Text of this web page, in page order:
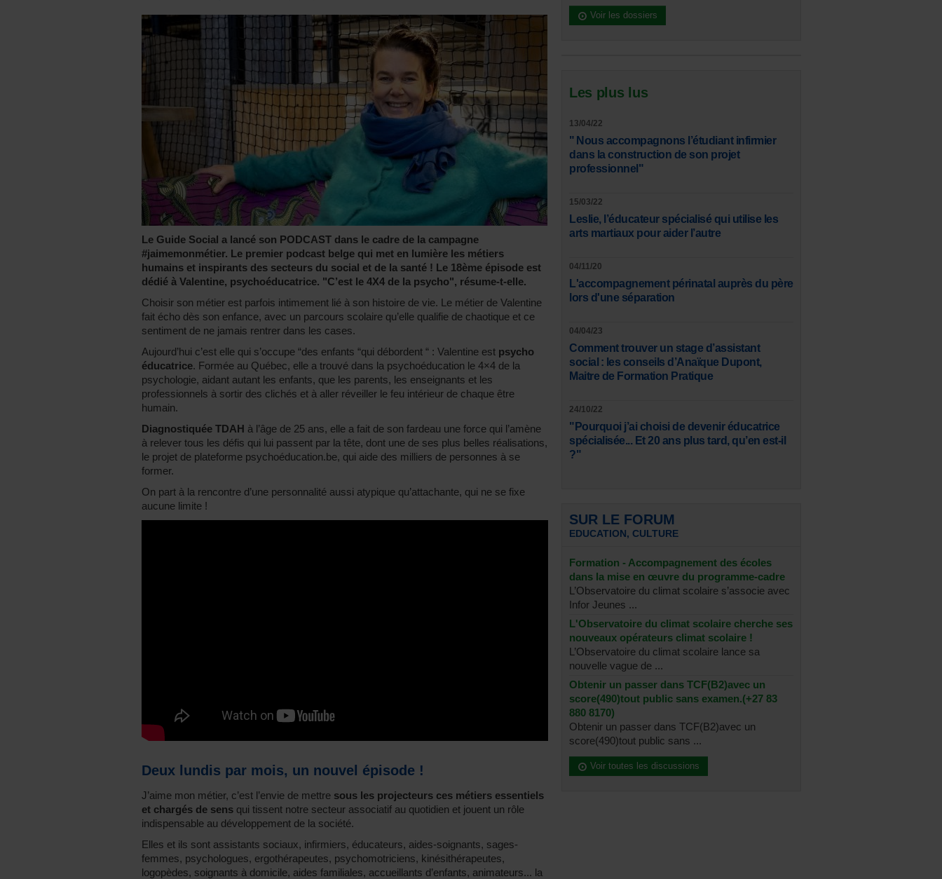
Le Guide Social a lancé son PODCAST dans le cadre de la campagne
#jaimemonmétier. Le premier podcast belge qui met en lumière les métiers
humains et inspirants des secteurs du social et de la santé ! Le 18ème épisode est
dédié à Valentine, psychoéducatrice. "C’est le 4X4 de la psycho", résume-t-elle.
Choisir son métier est parfois intimement lié à son histoire de vie. Le métier de Valentine
fait écho dès son enfance, avec un parcours scolaire qu’elle qualifie de chaotique et ce
sentiment de ne jamais rentrer dans les cases.
Aujourd’hui c’est elle qui s’occupe “des enfants “qui débordent “ : Valentine est psycho
éducatrice. Formée au Québec, elle a trouvé dans la psychoéducation le 4×4 de la
psychologie, aidant autant les enfants, que les parents, les enseignants et les
professionnels à sortir des clichés et à aller réveiller le feu intérieur de chaque être
humain.
Diagnostiquée TDAH à l’âge de 25 ans, elle a fait de son fardeau une force qui l’amène
à relever tous les défis qui lui passent par la tête, dont une de ses plus belles réalisations,
le projet de plateforme psychoéducation.be, qui aide des milliers de personnes à se
former.
On part à la rencontre d’une personnalité aussi atypique qu’attachante, qui ne se fixe
aucune limite !
Deux lundis par mois, un nouvel épisode !
J’aime mon métier, c’est l’envie de mettre sous les projecteurs ces métiers essentiels
et chargés de sens qui tissent notre secteur associatif au quotidien et jouent un rôle
indispensable au développement de la société.
Elles et ils sont assistants sociaux, infirmiers, éducateurs, aides-soignants, sages-
femmes, psychologues, ergothérapeutes, psychomotriciens, kinésithérapeutes,
logopèdes, soignants à domicile, aides familiales, accueillants d’enfants, animateurs... la
Voir les dossiers
Les plus lus
13/04/22
" Nous accompagnons l’étudiant infirmier
dans la construction de son projet
professionnel"
15/03/22
Leslie, l’éducateur spécialisé qui utilise les
arts martiaux pour aider l’autre
04/11/20
L'accompagnement périnatal auprès du père
lors d'une séparation
04/04/23
Comment trouver un stage d’assistant
social : les conseils d’Anaïque Dupont,
Maitre de Formation Pratique
24/10/22
"Pourquoi j’ai choisi de devenir éducatrice
spécialisée... Et 20 ans plus tard, qu’en est-il
?"
SUR LE FORUM
EDUCATION, CULTURE
Formation - Accompagnement des écoles
dans la mise en œuvre du programme-cadre
L’Observatoire du climat scolaire s’associe avec
Infor Jeunes ...
L'Observatoire du climat scolaire cherche ses
nouveaux opérateurs climat scolaire !
L’Observatoire du climat scolaire lance sa
nouvelle vague de ...
Obtenir un passer dans TCF(B2)avec un
score(490)tout public sans examen.(+27 83
880 8170)
Obtenir un passer dans TCF(B2)avec un
score(490)tout public sans ...
Voir toutes les discussions